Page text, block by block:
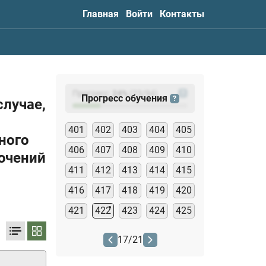
Главная Войти Контакты
Прогресс: (23
Прогресс обучения ?
401 402 403 404
405
406
407 408 409
410
411
412 413 414
415
416
417 418 419
420
421
422 423 424 425
17/21